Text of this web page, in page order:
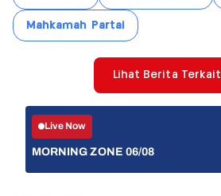
Mahkamah Partai
Lihat Berita Terkait
Live Now
MORNING ZONE 06/08